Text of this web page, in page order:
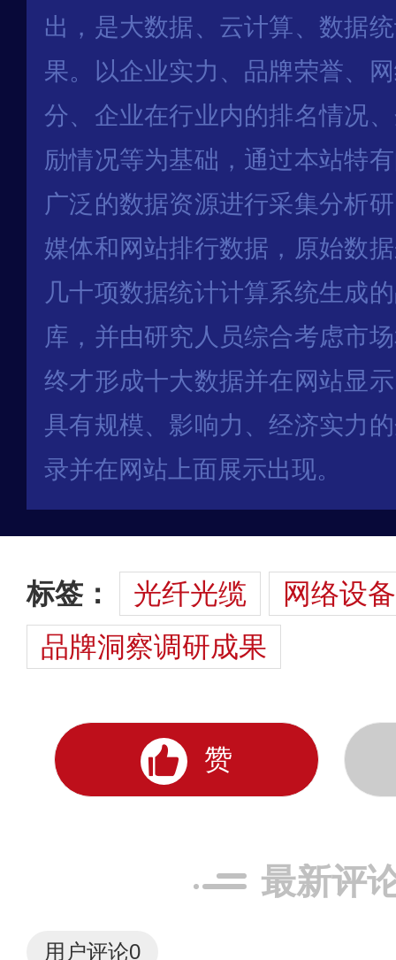
出，是大数据、云计算、数据
果。以企业实力、品牌荣誉、
分、企业在行业内的排名情况
励情况等为基础，通过本站特
广泛的数据资源进行采集分析
媒体和网站排行数据，原始数
几十项数据统计计算系统生成
库，并由研究人员综合考虑市
终才形成十大数据并在网站显
具有规模、影响力、经济实力
录并在网站上面展示出现。
标签： 光纤光缆
网络设
品牌洞察调研成果
赞
最新评
用户评论0